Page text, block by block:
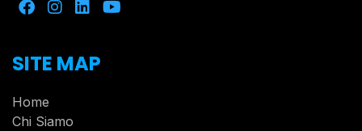
SITE MAP
Home
Chi Siamo